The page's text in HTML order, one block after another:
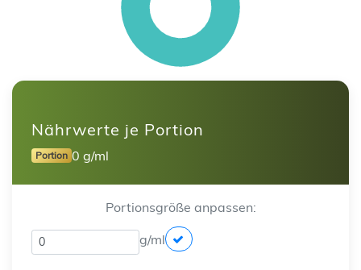
Nährwerte je Portion
Portion 0 g/ml
Portionsgröße anpassen:
g/ml